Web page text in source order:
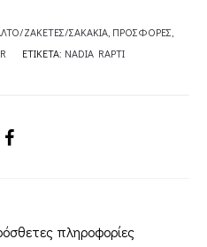
ΖΑΚΕΤΕΣ/ΣΑΚΑΚΙΑ ΠΡΟΣΦΟΡΕΣ
ΕΤΙΚΈΤΑ: NADIA RAPTI
SHARE
πληροφορίες